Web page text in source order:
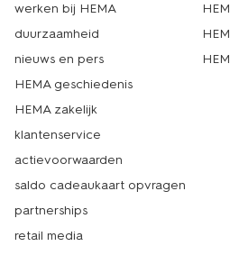
werken bij HEMA
duurzaamheid
nieuws en pers
HEMA geschiedenis
HEMA zakelijk
klantenservice
actievoorwaarden
saldo cadeaukaart opvragen
partnerships
retail media